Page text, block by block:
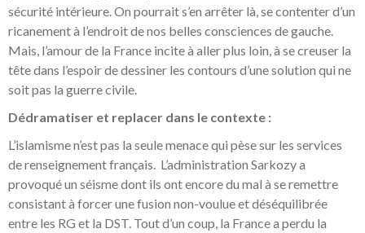
sécurité intérieure. On pourrait s’en arrêter là, se contenter d’un
ricanement à l’endroit de nos belles consciences de gauche.
Mais, l’amour de la France incite à aller plus loin, à se creuser la
tête dans l’espoir de dessiner les contours d’une solution qui ne
soit pas la guerre civile.
Dédramatiser et replacer dans le contexte :
L’islamisme n’est pas la seule menace qui pèse sur les services
de renseignement français. L’administration Sarkozy a
provoqué un séisme dont ils ont encore du mal à se remettre
consistant à forcer une fusion non-voulue et déséquilibrée
entre les RG et la DST. Tout d’un coup, la France a perdu la